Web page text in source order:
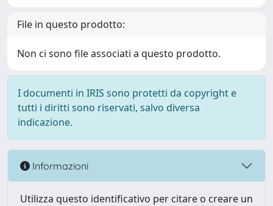
File in questo prodotto:
Non ci sono file associati a questo prodotto.
I documenti in IRIS sono protetti da copyright e
tutti i diritti sono riservati, salvo diversa
indicazione.
Informazioni
Utilizza questo identificativo per citare o creare un